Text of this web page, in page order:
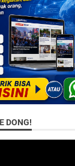
DONG!